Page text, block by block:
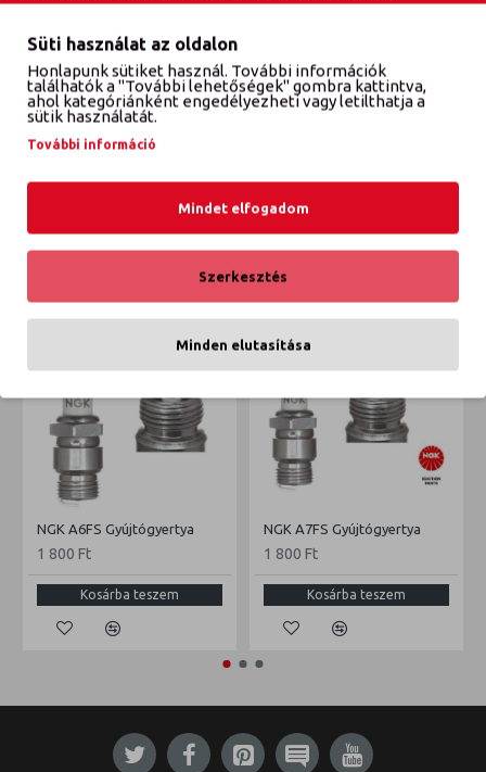
következő munkanapon.
TECDOC Cikkszám: 5675
NGK A6FS Gyújtógyertya
1 800 Ft
Kosárba teszem
NGK A7FS Gyújtógyertya
1 800 Ft
Kosárba teszem
Süti használat az oldalon
Honlapunk sütiket használ. További információk
találhatók a "További lehetőségek" gombra kattintva,
ahol kategóriánként engedélyezheti vagy letilthatja a
sütik használatát.
További információ
Mindet elfogadom
Szerkesztés
Minden elutasítása